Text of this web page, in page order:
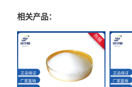
相关产品：